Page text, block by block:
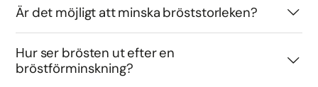
Är det möjligt att minska bröststorleken?
Hur ser brösten ut efter en
bröstförminskning?